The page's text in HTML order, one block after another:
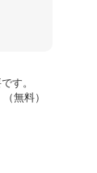
す。
無料）